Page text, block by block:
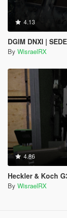
Contacto:
- daxworx
- Enlace de
(https://
4.13
DGIM DNXI |
By WisraelRX
4.86
Heckler & Koch
By WisraelRX